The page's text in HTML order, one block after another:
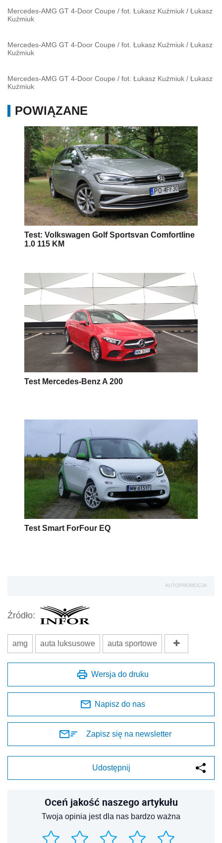
Mercedes-AMG GT 4-Door Coupe / fot. Łukasz Kuźmiuk / Łukasz
Kuźmiuk
Mercedes-AMG GT 4-Door Coupe / fot. Łukasz Kuźmiuk / Łukasz
Kuźmiuk
Mercedes-AMG GT 4-Door Coupe / fot. Łukasz Kuźmiuk / Łukasz
Kuźmiuk
POWIĄZANE
Test: Volkswagen Golf Sportsvan Comfortline
1.0 115 KM
Test Mercedes-Benz A 200
Test Smart ForFour EQ
AUTOPROMOCJA
Źródło:
amg auta luksusowe auta sportowe
Wersja do druku
Napisz do nas
Zapisz się na newsletter
Udostępnij
Oceń jakość naszego artykułu
Twoja opinia jest dla nas bardzo ważna